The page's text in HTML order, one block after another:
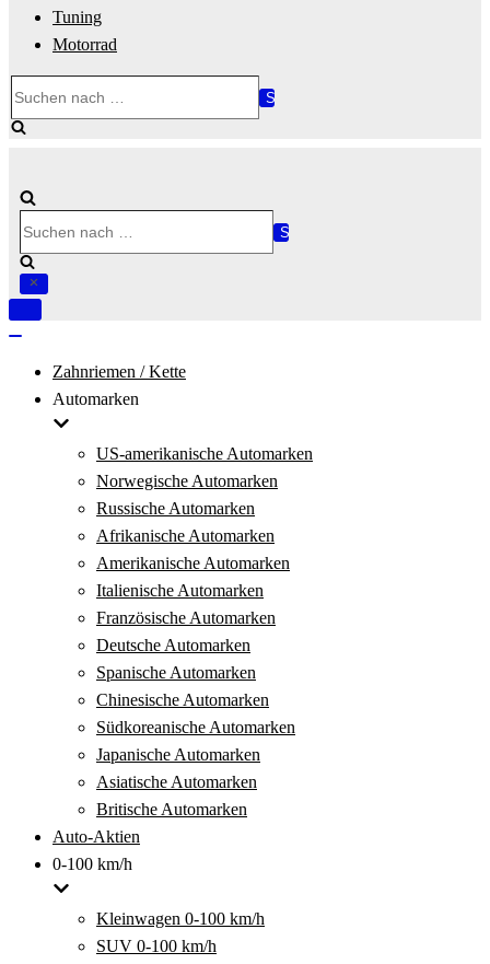
Tuning
Motorrad
nach …
nach …
Navigation
Zahnriemen / Kette
Automarken
US-amerikanische Automarken
Norwegische Automarken
Russische Automarken
Afrikanische Automarken
Amerikanische Automarken
Italienische Automarken
Französische Automarken
Deutsche Automarken
Spanische Automarken
Chinesische Automarken
Südkoreanische Automarken
Japanische Automarken
Asiatische Automarken
Britische Automarken
Auto-Aktien
0-100 km/h
Kleinwagen 0-100 km/h
SUV 0-100 km/h